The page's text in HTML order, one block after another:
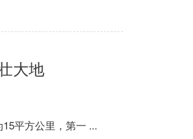
大地
平方公里，第一 ...